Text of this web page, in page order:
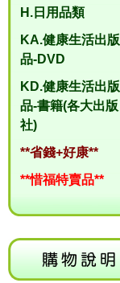
H.日用品類
KA.健康生活出版
品-DVD
KD.健康生活出版
品-書籍(各大出版
社)
**省錢+好康**
**惜福特賣品**